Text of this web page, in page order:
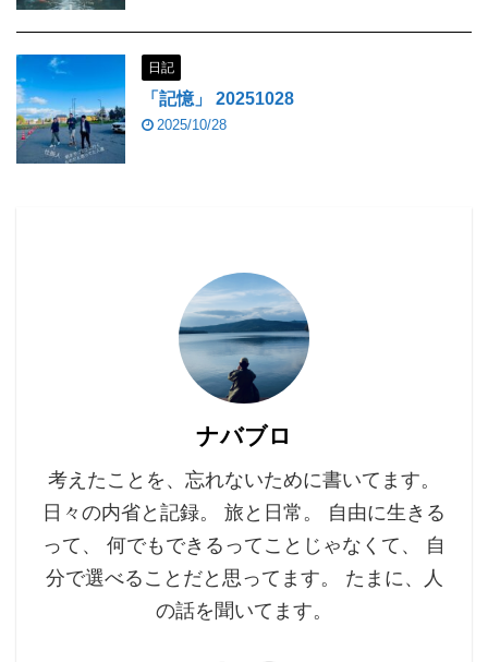
日記
「記憶」 20251028
2025/10/28
ナバブロ
考えたことを、忘れないために書いてます。
日々の内省と記録。 旅と日常。 自由に生きる
って、 何でもできるってことじゃなくて、 自
分で選べることだと思ってます。 たまに、人
の話を聞いてます。